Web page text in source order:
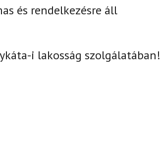
és rendelkezésre áll
i lakosság szolgálatában!